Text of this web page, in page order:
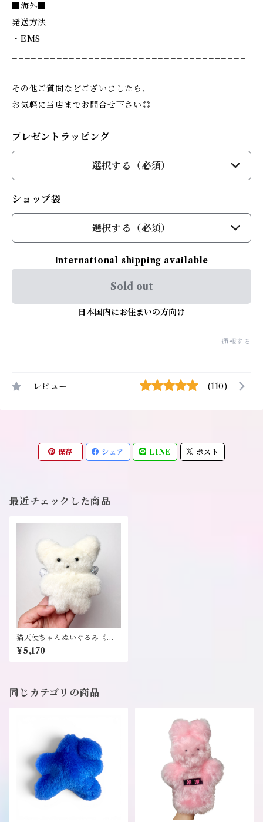
■海外■
発送方法
・EMS
その他ご質問などございましたら、
お気軽に当店までお問合せ下さい◎
プレゼントラッピング
選択する（必須）
ショップ袋
選択する（必須）
International shipping available
Sold out
日本国内にお住まいの方向け
通報する
レビュー (110)
保存 シェア LINE ポスト
最近チェックした商品
猫天使ちゃんぬいぐるみ《風
子》
¥5,170
同じカテゴリの商品